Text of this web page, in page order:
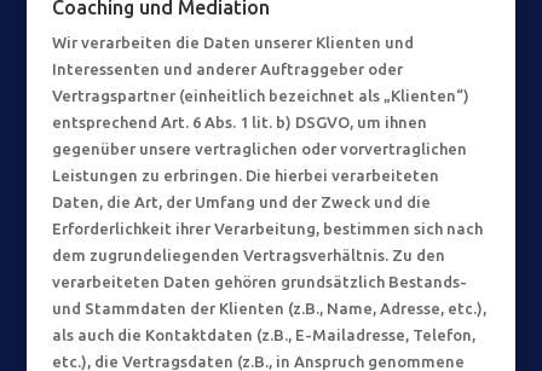
Coaching und Mediation
Wir verarbeiten die Daten unserer Klienten und
Interessenten und anderer Auftraggeber oder
Vertragspartner (einheitlich bezeichnet als „Klienten“)
entsprechend Art. 6 Abs. 1 lit. b) DSGVO, um ihnen
gegenüber unsere vertraglichen oder vorvertraglichen
Leistungen zu erbringen. Die hierbei verarbeiteten
Daten, die Art, der Umfang und der Zweck und die
Erforderlichkeit ihrer Verarbeitung, bestimmen sich nach
dem zugrundeliegenden Vertragsverhältnis. Zu den
verarbeiteten Daten gehören grundsätzlich Bestands-
und Stammdaten der Klienten (z.B., Name, Adresse, etc.),
als auch die Kontaktdaten (z.B., E-Mailadresse, Telefon,
etc.), die Vertragsdaten (z.B., in Anspruch genommene